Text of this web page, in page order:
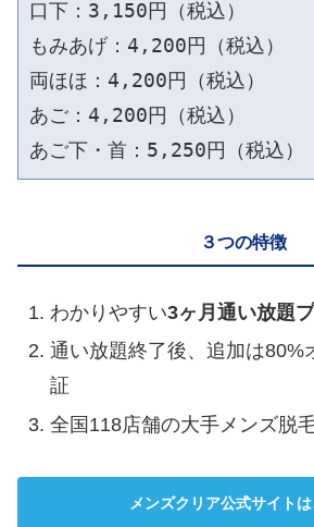
口下：3,150円（税込）
もみあげ：4,200円（税込）
両ほほ：4,200円（税込）
あご：4,200円（税込）
あご下・首：5,250円（税込）
３つの特徴
わかりやすい3ヶ月通い放題
通い放題終了後、追加は80%
証
全国118店舗の大手メンズ脱
メンズクリア公式サイト